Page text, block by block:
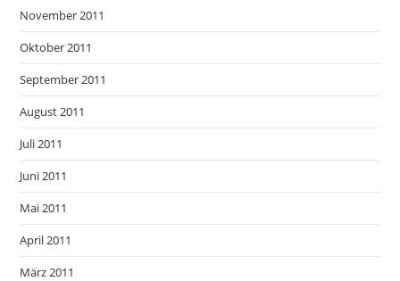
November 2011
Oktober 2011
September 2011
August 2011
Juli 2011
Juni 2011
Mai 2011
April 2011
März 2011